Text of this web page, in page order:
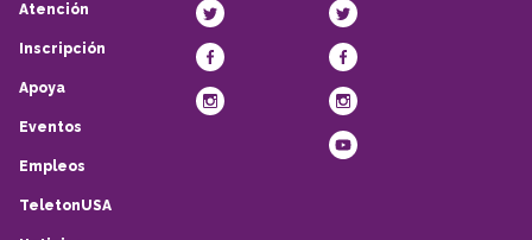
Atención
Inscripción
Apoya
Eventos
Empleos
TeletonUSA